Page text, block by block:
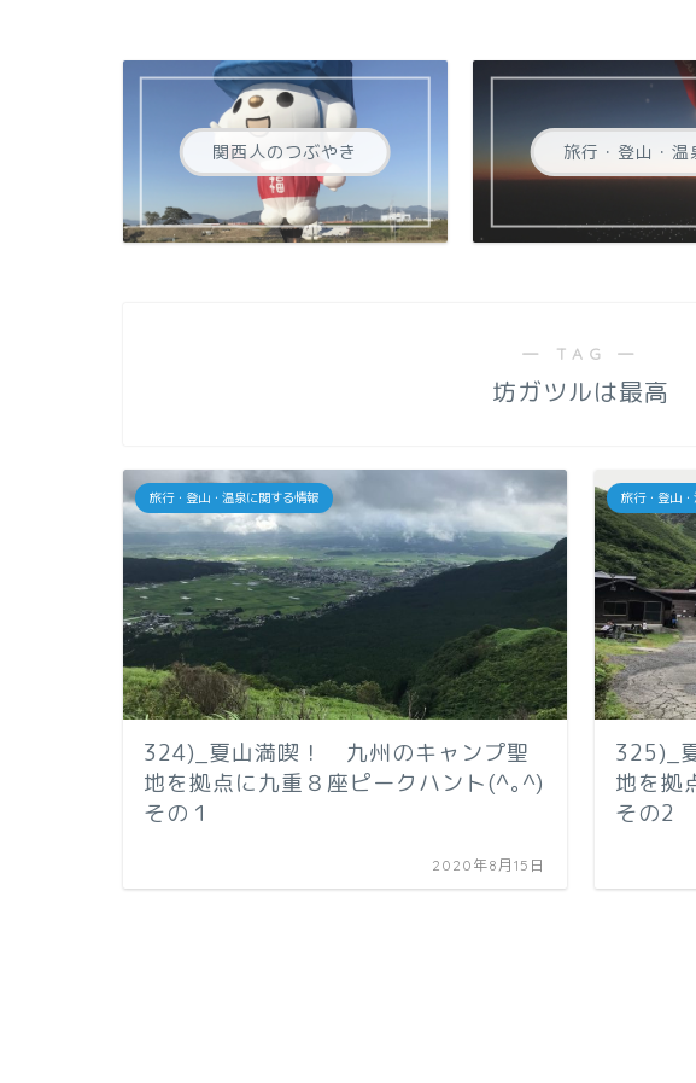
関西人のつぶやき 旅行・登山・温
― TAG ―
坊ガツルは最高
旅行・登山・温泉に関する情報
324)_夏山満喫！ 九州のキャンプ聖
地を拠点に九重８座ピークハント(^｡^)
その１
2020年8月15日
旅行・登山
325)_
地を拠
その2